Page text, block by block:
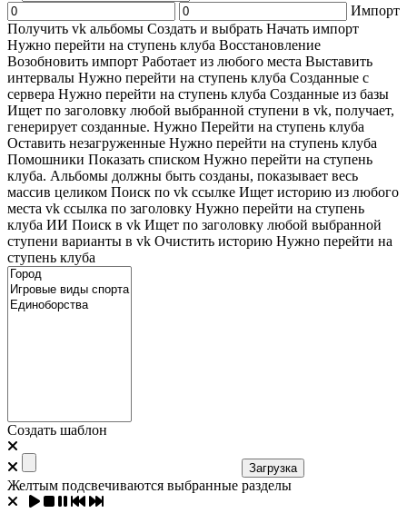
Импорт
Получить vk альбомы Создать и выбрать Начать импорт
Нужно перейти на ступень клуба Восстановление
Возобновить импорт Работает из любого места Выставить
интервалы Нужно перейти на ступень клуба Созданные с
сервера Нужно перейти на ступень клуба Созданные из базы
Ищет по заголовку любой выбранной ступени в vk, получает,
генерирует созданные. Нужно Перейти на ступень клуба
Оставить незагруженные Нужно перейти на ступень клуба
Помошники Показать списком Нужно перейти на ступень
клуба. Альбомы должны быть созданы, показывает весь
массив целиком Поиск по vk ссылке Ищет историю из любого
места vk ссылка по заголовку Нужно перейти на ступень
клуба ИИ Поиск в vk Ищет по заголовку любой выбранной
ступени варианты в vk Очистить историю Нужно перейти на
ступень клуба
Создать шаблон
Загрузка
Желтым подсвечиваются выбранные разделы